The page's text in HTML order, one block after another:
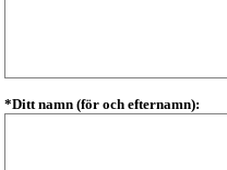
*Ditt namn (för och efternamn):